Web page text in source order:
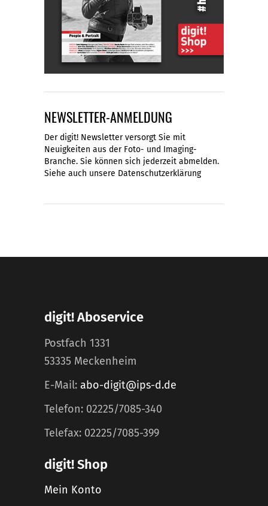
NEWSLETTER-ANMELDUNG
Der digit! Newsletter versorgt Sie mit
Neuigkeiten aus der Foto- und Imaging-
Branche. Sie können sich jederzeit abmelden.
Siehe auch unsere Datenschutzerklärung
digit! Aboservice
Postfach 1331
53335 Meckenheim
E-Mail: abo-digit@ips-d.de
Telefon: 02225/7085-340
Telefax: 02225/7085-399
digit! Shop
Mein Konto